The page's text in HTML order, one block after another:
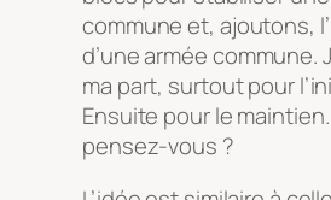
commune et, ajoutons,
d’une armée commune.
ma part, surtout pour
Ensuite pour le maintien.
pensez-vous ?